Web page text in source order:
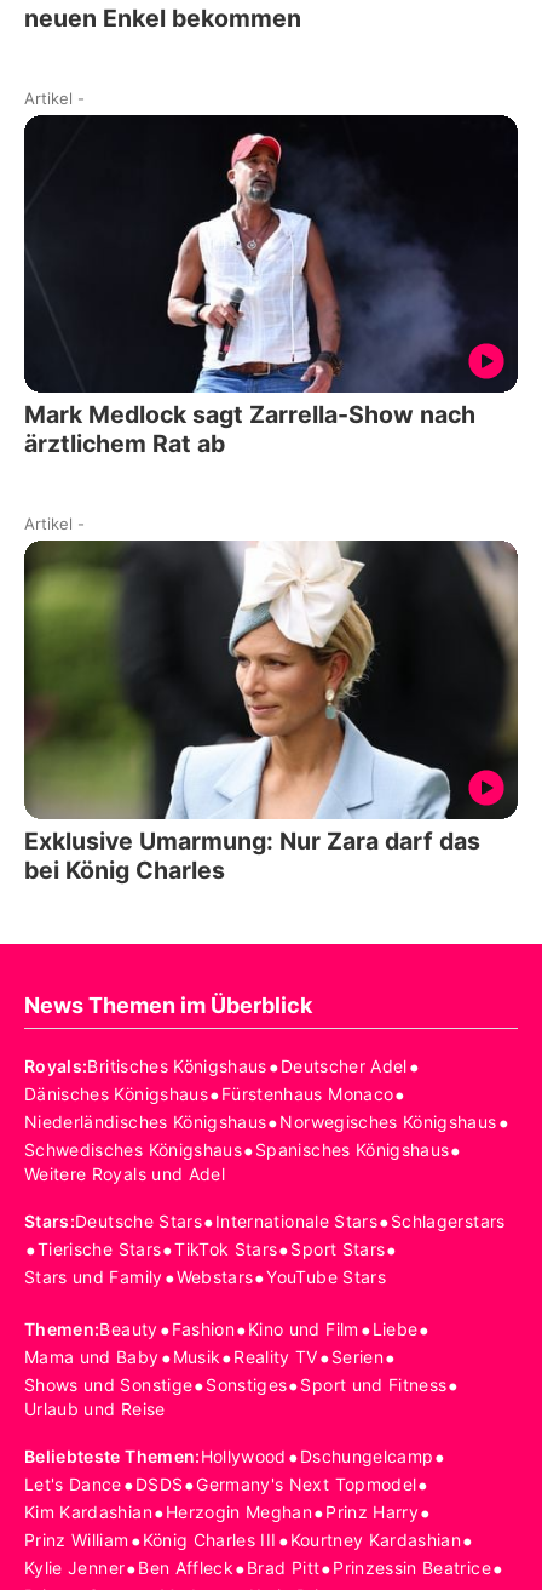
neuen Enkel bekommen
Artikel -
Mark Medlock sagt Zarrella-Show nach
ärztlichem Rat ab
Artikel -
Exklusive Umarmung: Nur Zara darf das
bei König Charles
News Themen im Überblick
Royals:Britisches Königshaus•Deutscher Adel•
Dänisches Königshaus•Fürstenhaus Monaco•
Niederländisches Königshaus•Norwegisches Königshaus•
Schwedisches Königshaus•Spanisches Königshaus•
Weitere Royals und Adel
Stars:Deutsche Stars•Internationale Stars•Schlagerstars
•Tierische Stars•TikTok Stars•Sport Stars•
Stars und Family•Webstars•YouTube Stars
Themen:Beauty•Fashion•Kino und Film •Liebe•
Mama und Baby•Musik•Reality TV•Serien•
Shows und Sonstige•Sonstiges•Sport und Fitness•
Urlaub und Reise
Beliebteste Themen:Hollywood •Dschungelcamp•
Let's Dance•DSDS•Germany's Next Topmodel•
Kim Kardashian•Herzogin Meghan•Prinz Harry•
Prinz William •König Charles III •Kourtney Kardashian•
Kylie Jenner•Ben Affleck•Brad Pitt•Prinzessin Beatrice•